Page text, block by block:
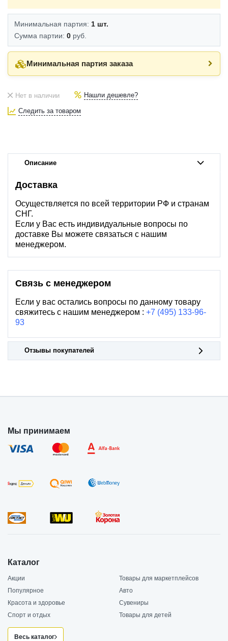
Минимальная партия: 1 шт.
Сумма партии: 0 руб.
Минимальная партия заказа
Нет в наличии Нашли дешевле?
Следить за товаром
Описание
Доставка
Осуществляется по всей территории РФ и странам
СНГ.
Если у Вас есть индивидуальные вопросы по
доставке Вы можете связаться с нашим
менеджером.
Связь с менеджером
Если у вас остались вопросы по данному товару
свяжитесь с нашим менеджером : +7 (495) 133-96-
93
Отзывы покупателей
Мы принимаем
Каталог
Акции
Товары для маркетплейсов
Популярное
Авто
Красота и здоровье
Сувениры
Спорт и отдых
Товары для детей
Весь каталог